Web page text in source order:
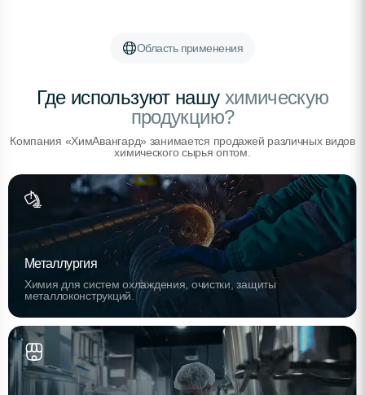
Область применения
Где используют нашухимическую
продукцию?
Компания «ХимАвангард» занимается продажей различных видов
химического сырья оптом.
Металлургия
Химия для систем охлаждения, очистки, защиты
металлоконструкций.